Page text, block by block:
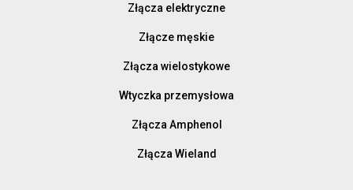
Złącza elektryczne
Złącze męskie
Złącza wielostykowe
Wtyczka przemysłowa
Złącza Amphenol
Złącza Wieland